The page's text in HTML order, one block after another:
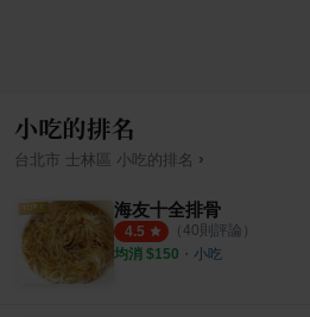
小吃的排名
台北市 士林區 小吃 的排名 ›
海友十全排骨
4.5 （ 40則評論）
均消 $150 ・ 小吃